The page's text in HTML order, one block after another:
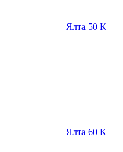
Ялта 50 К
Ялта 60 К